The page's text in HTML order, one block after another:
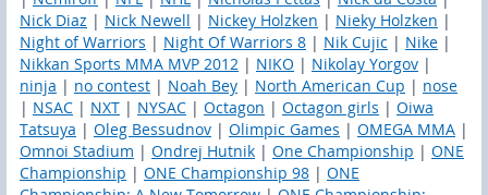
Nick Diaz | Nick Newell | Nickey Holzken | Nieky Holzken |
Night of Warriors | Night Of Warriors 8 | Nik Cujic | Nike |
Nikkan Sports MMA MVP 2012 | NIKO | Nikolay Yorgov |
ninja | no contest | Noah Bey | North American Cup | nose
| NSAC | NXT | NYSAC | Octagon | Octagon girls | Oiwa
Tatsuya | Oleg Bessudnov | Olimpic Games | OMEGA MMA |
Omnoi Stadium | Ondrej Hutnik | One Championship | ONE
Championship | ONE Championship 98 | ONE